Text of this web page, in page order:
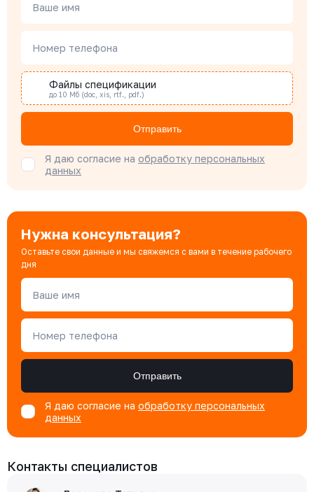
Наталья Гомонова
Бондарюк Евгения
Специалист отдела продаж
Ваше имя
Номер телефона
Файлы спецификации
до 10 Мб (doc, xis, rtf., pdf.)
Отправить
Я даю согласие на обработку персональных
данных
Нужна консультация?
Оставьте свои данные и мы свяжемся с вами в течение рабочего
дня
Ваше имя
Номер телефона
Отправить
Я даю согласие на обработку персональных
данных
Контакты специалистов